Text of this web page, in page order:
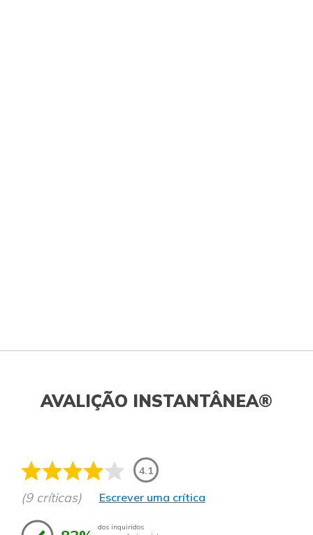
AVALIÇÃO INSTANTÂNEA®
4.1
(9 críticas) Escrever uma crítica
dos inquiridos